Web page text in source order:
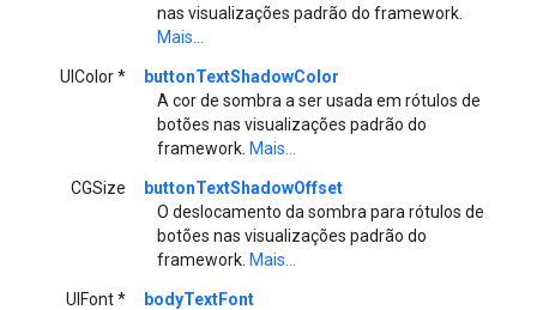
nas visualizações padrão do framework.
Mais...
UIColor *
buttonTextShadowColor
A cor de sombra a ser usada em rótulos de
botões nas visualizações padrão do
framework. Mais...
CGSize
buttonTextShadowOffset
O deslocamento da sombra para rótulos de
botões nas visualizações padrão do
framework. Mais...
UIFont *
bodyTextFont